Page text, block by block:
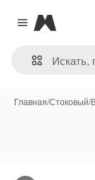
Close menu
Magnific
Главная/Стоковый/